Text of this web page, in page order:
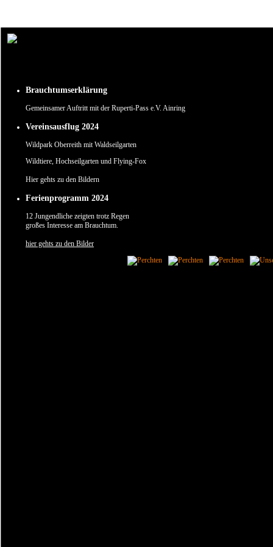
Brauchtumserklärung
Gemeinsamer Auftritt mit der Ruperti-Pass e.V. Ainring
Vereinsausflug 2024
Wildpark Oberreith mit Waldseilgarten
Wildtiere, Hochseilgarten und Flying-Fox
Hier gehts zu den Bildern
Ferienprogramm 2024
12 Jungendliche zeigten trotz Regen
großes Interesse am Brauchtum.
hier gehts zu den Bilder